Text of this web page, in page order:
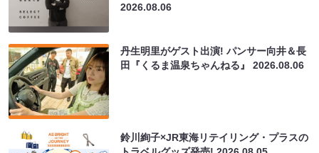
2026.08.06
丹生明里がゲスト出演! パンサー向井＆長
田『くるま温泉ちゃんねる』2026.08.06
鈴川絢子×JR東海リテイリング・プラスの